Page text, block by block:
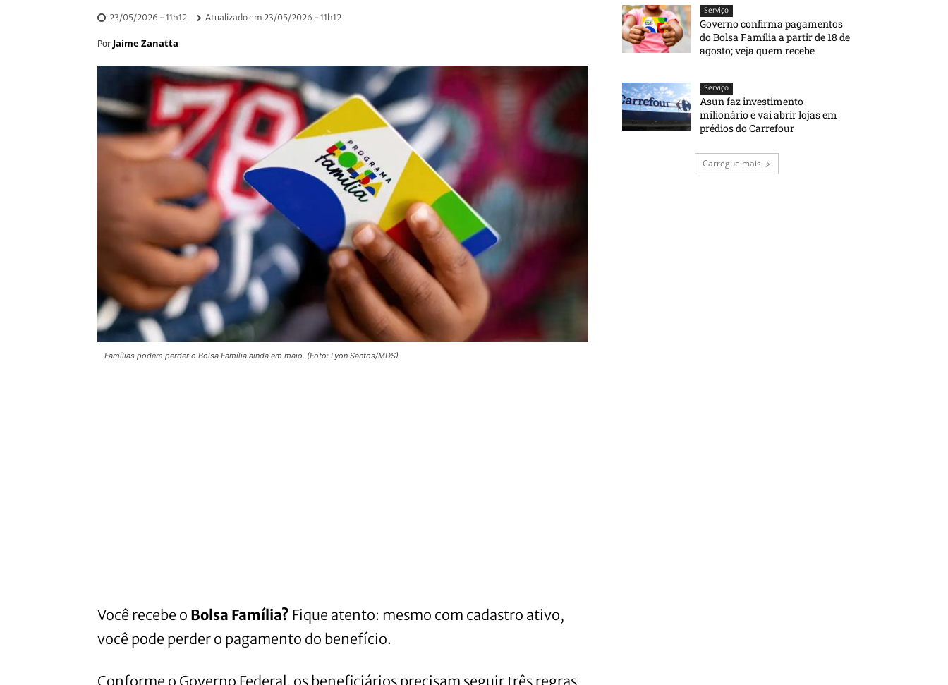
23/05/2026 - 11h12 Atualizado em 23/05/2026 - 11h12
Por Jaime Zanatta
Famílias podem perder o Bolsa Família ainda em maio. (Foto: Lyon Santos/MDS)
Você recebe o Bolsa Família? Fique atento: mesmo com cadastro ativo,
você pode perder o pagamento do benefício.
Conforme o Governo Federal, os beneficiários precisam seguir três regras
Serviço
Governo confirma pagamentos
do Bolsa Família a partir de 18 de
agosto; veja quem recebe
Serviço
Asun faz investimento
milionário e vai abrir lojas em
prédios do Carrefour
Carregue mais